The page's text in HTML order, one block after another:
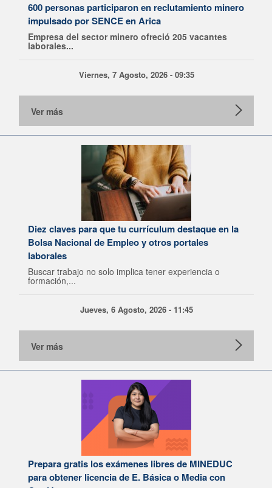
600 personas participaron en reclutamiento minero
impulsado por SENCE en Arica
Empresa del sector minero ofreció 205 vacantes
laborales...
Viernes, 7 Agosto, 2026 - 09:35
Ver más
Diez claves para que tu currículum destaque en la
Bolsa Nacional de Empleo y otros portales
laborales
Buscar trabajo no solo implica tener experiencia o
formación,...
Jueves, 6 Agosto, 2026 - 11:45
Ver más
Prepara gratis los exámenes libres de MINEDUC
para obtener licencia de E. Básica o Media con